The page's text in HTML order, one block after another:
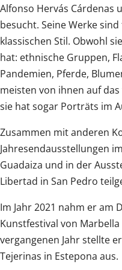
Alfonso Hervás Cárdenas
besucht. Seine Werke
klassischen Stil. Obwohl
hat: ethnische Gruppen,
Pandemien, Pferde,
meisten von ihnen auf
sie hat sogar Porträts im
Zusammen mit anderen
Jahresendausstellungen
Guadaiza und in der
Libertad in San Pedro
Im Jahr 2021 nahm er
Kunstfestival von
vergangenen Jahr stellte
Tejerinas in Estepona aus.